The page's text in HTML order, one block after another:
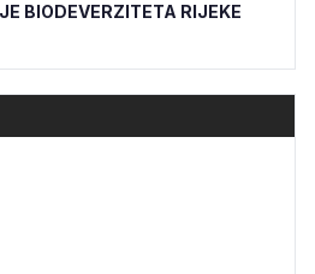
BIODEVERZITETA RIJEKE